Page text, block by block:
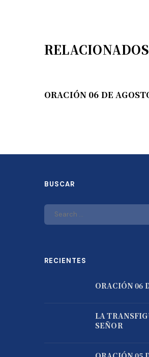
RELACIONADOS
ORACIÓN 06 DE
BUSCAR
RECIENTES
ORACIÓN 06
LA
SEÑOR